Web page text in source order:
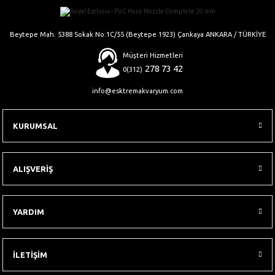
Gönder
Beytepe Mah. 5388 Sokak No:1C/55 (Beytepe 1923) Çankaya ANKARA / TÜRKİYE
Müşteri Hizmetleri
0(312) 278 73 42
info@esktremakvaryum.com
KURUMSAL
ALIŞVERİŞ
YARDIM
İLETİŞİM